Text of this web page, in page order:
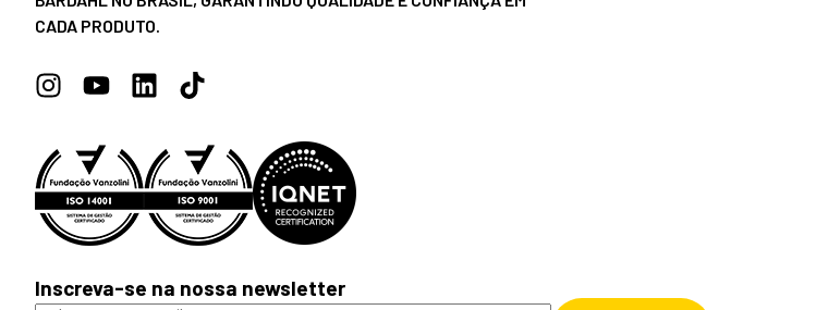
CADA PRODUTO.
Inscreva-se na nossa newsletter